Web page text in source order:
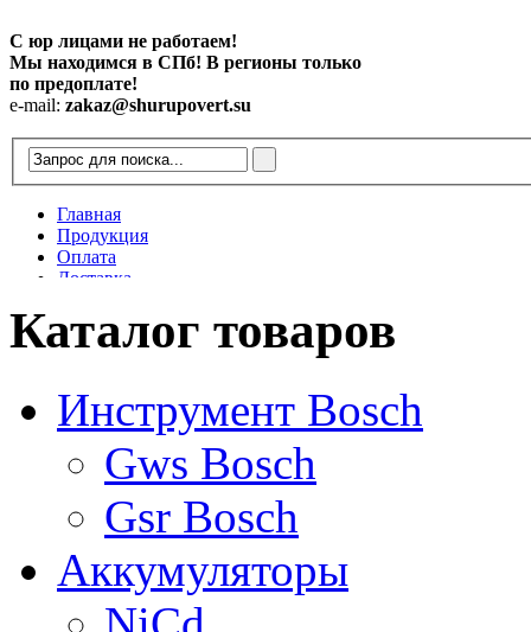
С юр лицами не работаем!
Мы находимся в СПб! В регионы только
по предоплате!
e-mail: zakaz@shurupovert.su
Главная
Продукция
Оплата
Доставка
Статьи
Каталог товаров
Инструмент Bosch
Gws Bosch
Gsr Bosch
Аккумуляторы